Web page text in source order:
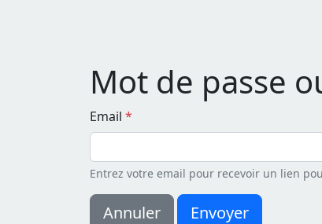
Mot de passe
Email *
Entrez votre email pour recevoir un lien
Annuler